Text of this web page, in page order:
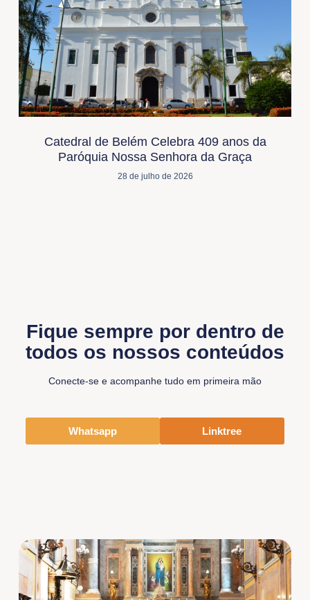
Catedral de Belém Celebra 409 anos da
Paróquia Nossa Senhora da Graça
28 de julho de 2026
Fique sempre por dentro de
todos os nossos conteúdos
Conecte-se e acompanhe tudo em primeira mão
Whatsapp Linktree